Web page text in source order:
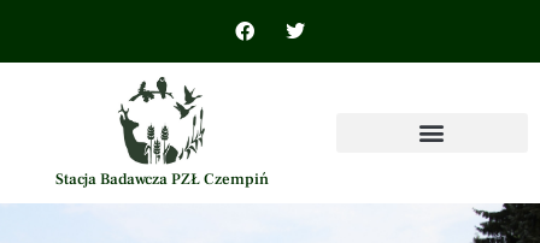
Stacja Badawcza PZŁ Czempiń